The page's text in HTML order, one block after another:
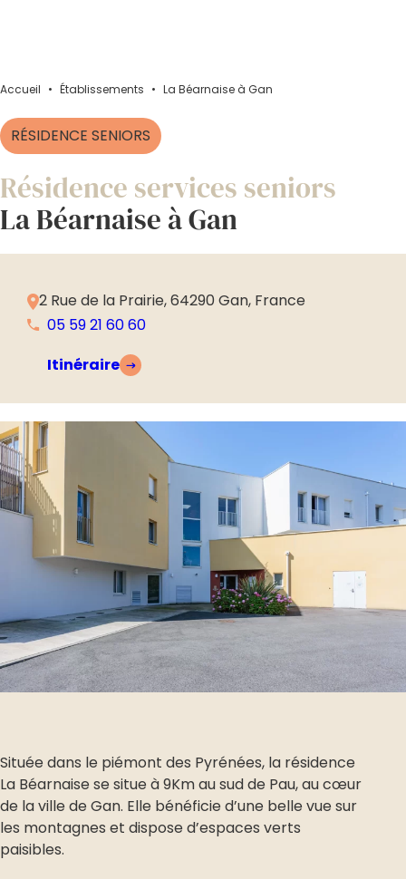
Accueil • Établissements • La Béarnaise à Gan
RÉSIDENCE SENIORS
Résidence services seniors
La Béarnaise à Gan
2 Rue de la Prairie, 64290 Gan, France
05 59 21 60 60
Itinéraire
Située dans le piémont des Pyrénées, la résidence
La Béarnaise se situe à 9Km au sud de Pau, au cœur
de la ville de Gan. Elle bénéficie d’une belle vue sur
les montagnes et dispose d’espaces verts
paisibles.